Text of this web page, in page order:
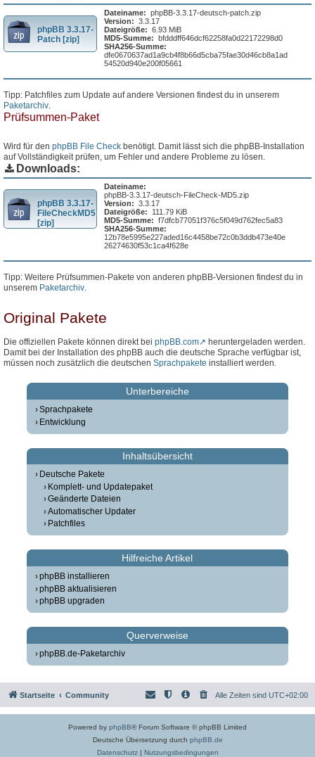
phpBB 3.3.17-
Patch [zip]
Dateiname: phpBB-3.3.17-deutsch-patch.zip
Version: 3.3.17
Dateigröße: 6.93 MiB
MD5-Summe: bfdddff646dcf62258fa0d22172298d0
SHA256-Summe:
dfe0670637ad1a9cb4f8b66d5cba75fae30d46cb8a1ad
54520d940e200f05661
Tipp: Patchfiles zum Update auf andere Versionen findest du in unserem
Paketarchiv
Prüfsummen-Paket
Wird für den phpBB File Check benötigt. Damit lässt sich die phpBB-Installation
auf Vollständigkeit prüfen, um Fehler und andere Probleme zu lösen.
Downloads:
phpBB 3.3.17-
FileCheckMD5
[zip]
Dateiname:
phpBB-3.3.17-deutsch-FileCheck-MD5.zip
Version: 3.3.17
Dateigröße:
111.79 KiB
MD5-Summe: f7dfcb77051f376c5f049d762fec5a83
SHA256-Summe:
12b78e5995e227aded16c4458be72c0b3ddb473e40e
26274630f53c1ca4f628e
Tipp: Weitere Prüfsummen-Pakete von anderen phpBB-Versionen findest du in
unserem Paketarchiv.
Original Pakete
Die offiziellen Pakete können direkt bei phpBB.com
heruntergeladen werden.
Damit bei der Installation des phpBB auch die deutsche Sprache verfügbar ist,
müssen noch zusätzlich die deutschen Sprachpakete installiert werden.
Unterbereiche
Sprachpakete
Entwicklung
Inhaltsübersicht
Deutsche Pakete
Komplett- und Updatepaket
Geänderte Dateien
Automatischer Updater
Patchfiles
Hilfreiche Artikel
phpBB installieren
phpBB aktualisieren
phpBB upgraden
Querverweise
phpBB.de-Paketarchiv
Startseite Community Alle Zeiten sind UTC+02:00
Powered by phpBB® Forum Software © phpBB Limited
Deutsche Übersetzung durch phpBB.de
Datenschutz| Nutzungsbedingungen